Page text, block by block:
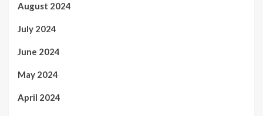
August 2024
July 2024
June 2024
May 2024
April 2024